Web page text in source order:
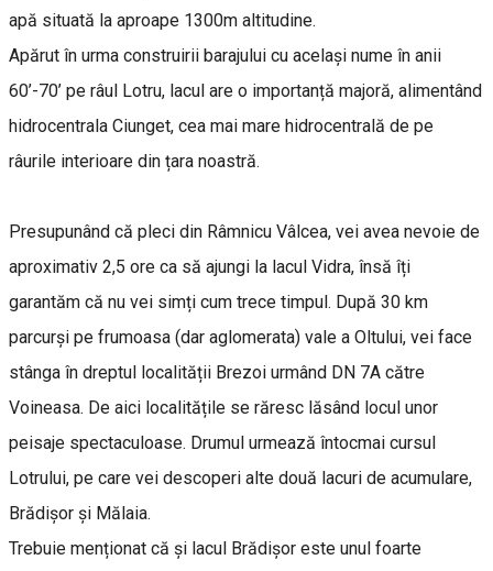
apă situată la aproape 1300m altitudine.
Apărut în urma construirii barajului cu același nume în anii
60’-70’ pe râul Lotru, lacul are o importanță majoră, alimentând
hidrocentrala Ciunget, cea mai mare hidrocentrală de pe
râurile interioare din țara noastră.
Presupunând că pleci din Râmnicu Vâlcea, vei avea nevoie de
aproximativ 2,5 ore ca să ajungi la lacul Vidra, însă îți
garantăm că nu vei simți cum trece timpul. După 30 km
parcurși pe frumoasa (dar aglomerata) vale a Oltului, vei face
stânga în dreptul localității Brezoi urmând DN 7A către
Voineasa. De aici localitățile se răresc lăsând locul unor
peisaje spectaculoase. Drumul urmează întocmai cursul
Lotrului, pe care vei descoperi alte două lacuri de acumulare,
Brădișor și Mălaia.
Trebuie menționat că și lacul Brădișor este unul foarte